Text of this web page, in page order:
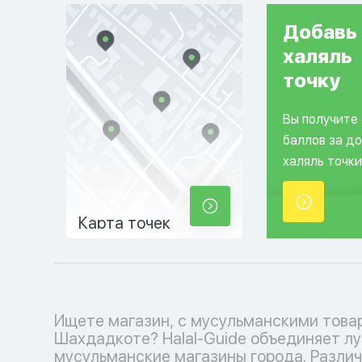
Карта точек
Добавь
халяль
точку
Вы получите
баллов за
халяль
Ищете магазин, с мусульманскими
Шахдадкоте? Halal-Guide объединяет
мусульманские магазины города.
и аксессуаров до религиозных книг и
дома - у нас есть все, чтобы